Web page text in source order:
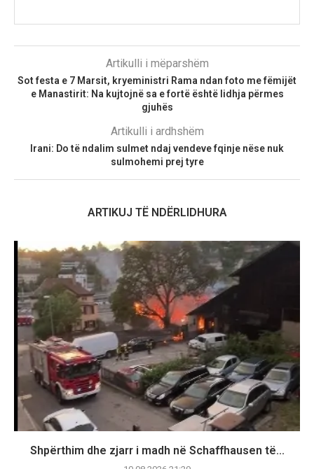
Artikulli i mëparshëm
Sot festa e 7 Marsit, kryeministri Rama ndan foto me fëmijët
e Manastirit: Na kujtojnë sa e fortë është lidhja përmes
gjuhës
Artikulli i ardhshëm
Irani: Do të ndalim sulmet ndaj vendeve fqinje nëse nuk
sulmohemi prej tyre
ARTIKUJ TË NDËRLIDHURA
Shpërthim dhe zjarr i madh në Schaffhausen të...